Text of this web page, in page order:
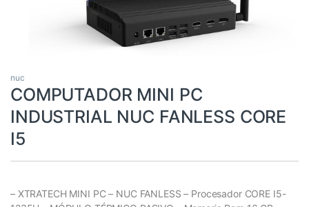
nuc
COMPUTADOR MINI PC
INDUSTRIAL NUC FANLESS CORE
I5
– XTRATECH MINI PC – NUC FANLESS – Procesador CORE I5-